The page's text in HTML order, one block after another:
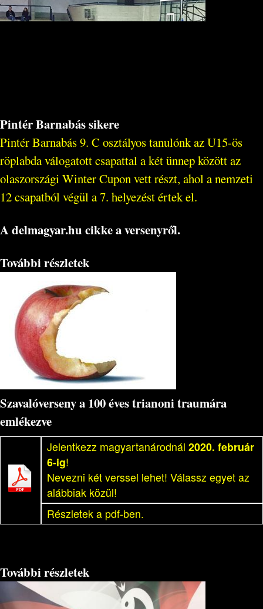
Pintér Barnabás sikere
Pintér Barnabás 9. C osztályos tanulónk az U15-ös
röplabda válogatott csapattal a két ünnep között az
olaszországi Winter Cupon vett részt, ahol a nemzeti
12 csapatból végül a 7. helyezést értek el.
A delmagyar.hu cikke a versenyről.
További részletek
Szavalóverseny a 100 éves trianoni traumára
emlékezve
Jelentkezz magyartanárodnál 2020. február
6-ig!
Nevezni két verssel lehet! Válassz egyet az
alábbiak közül!
Részletek a pdf-ben.
További részletek